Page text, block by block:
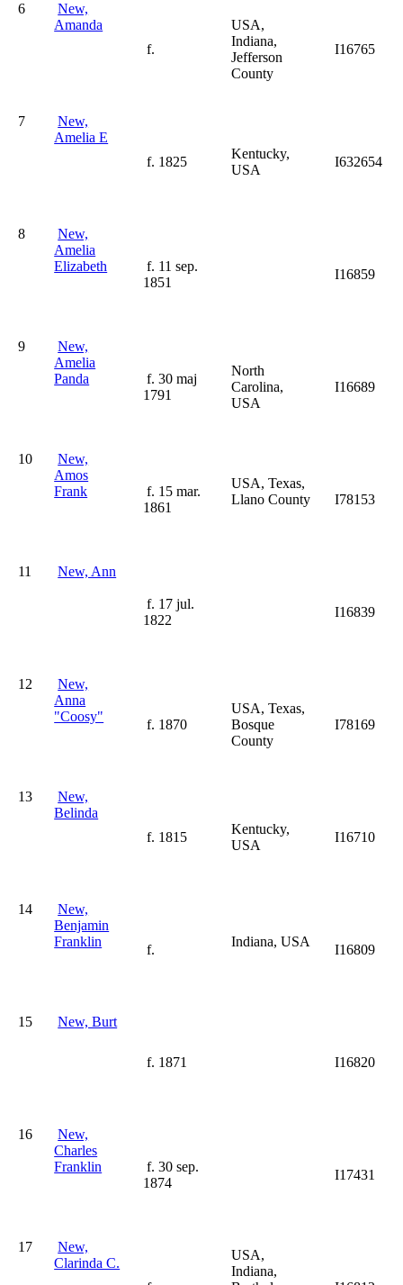
6
New,
Amanda
f.
USA,
Indiana,
Jefferson
County
I16765
7
New,
Amelia E
f. 1825
Kentucky,
USA
I632654
8
New,
Amelia
Elizabeth
f. 11 sep.
1851
I16859
9
New,
Amelia
Panda
f. 30 maj
1791
North
Carolina,
USA
I16689
10
New,
Amos
Frank
f. 15 mar.
1861
USA, Texas,
Llano County
I78153
11 New, Ann
f. 17 jul.
1822
I16839
12
New,
Anna
"Coosy"
f. 1870
USA, Texas,
Bosque
County
I78169
13
New,
Belinda
f. 1815
Kentucky,
USA
I16710
14
New,
Benjamin
Franklin
f.
Indiana, USA
I16809
15 New, Burt
f. 1871 I16820
16
New,
Charles
Franklin
f. 30 sep.
1874
I17431
17
New,
Clarinda C.
USA,
Indiana,